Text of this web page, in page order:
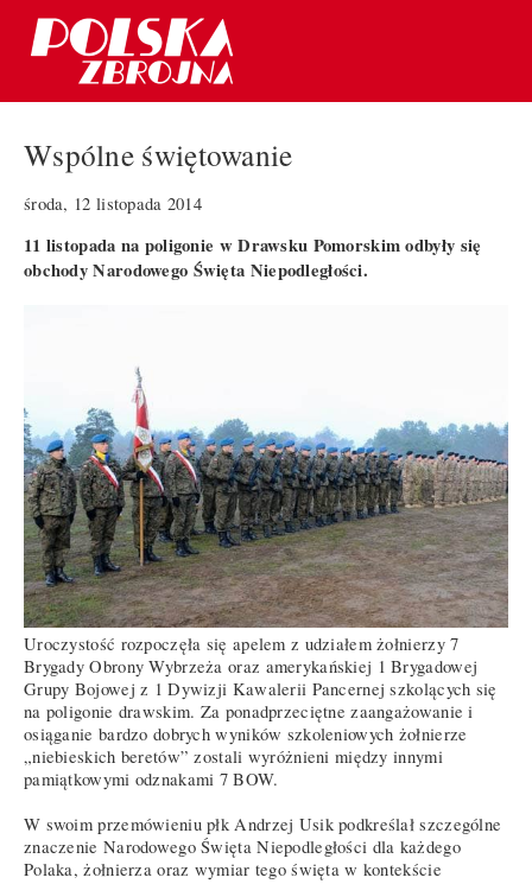
Wspólne świętowanie
środa, 12 listopada 2014
11 listopada na poligonie w Drawsku Pomorskim odbyły się
obchody Narodowego Święta Niepodległości.
Uroczystość rozpoczęła się apelem z udziałem żołnierzy 7
Brygady Obrony Wybrzeża oraz amerykańskiej 1 Brygadowej
Grupy Bojowej z 1 Dywizji Kawalerii Pancernej szkolących się
na poligonie drawskim. Za ponadprzeciętne zaangażowanie i
osiąganie bardzo dobrych wyników szkoleniowych żołnierze
„niebieskich beretów” zostali wyróżnieni między innymi
pamiątkowymi odznakami 7 BOW.
W swoim przemówieniu płk Andrzej Usik podkreślał szczególne
znaczenie Narodowego Święta Niepodległości dla każdego
Polaka, żołnierza oraz wymiar tego święta w kontekście